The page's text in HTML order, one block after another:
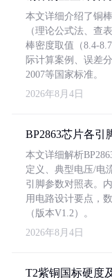
本文详细介绍了铜
（理论公式法、查
棒密度取值（8.4-
际计算案例、误差
2007等国家标准。
2026年8月4日
BP2863芯片各引
本文详细解析
定义、典型电压/电
引脚参数对照表。
用电路设计要点，
（版本V1.2）。
2026年8月4日
T2紫铜国标硬度